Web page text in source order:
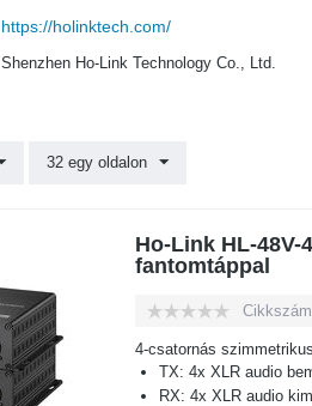
https://holinktech.com/
Shenzhen Ho-Link Technology Co., Ltd.
32 egy oldalon
Ho-Link HL-
fantomtáppal
4-csatornás
TX: 4x XLR audio
RX: 4x XLR audio